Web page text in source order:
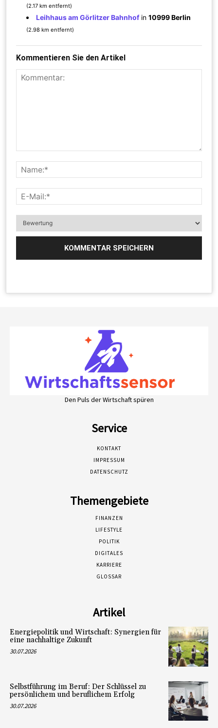
(2.17 km entfernt)
Leihhaus am Görlitzer Bahnhofin10999 Berlin
(2.98 km entfernt)
Kommentieren Sie den Artikel
Den Puls der Wirtschaft spüren
Service
KONTAKT
IMPRESSUM
DATENSCHUTZ
Themengebiete
FINANZEN
LIFESTYLE
POLITIK
DIGITALES
KARRIERE
GLOSSAR
Artikel
Energiepolitik und Wirtschaft: Synergien für
eine nachhaltige Zukunft
30.07.2026
Selbstführung im Beruf: Der Schlüssel zu
persönlichem und beruflichem Erfolg
30.07.2026